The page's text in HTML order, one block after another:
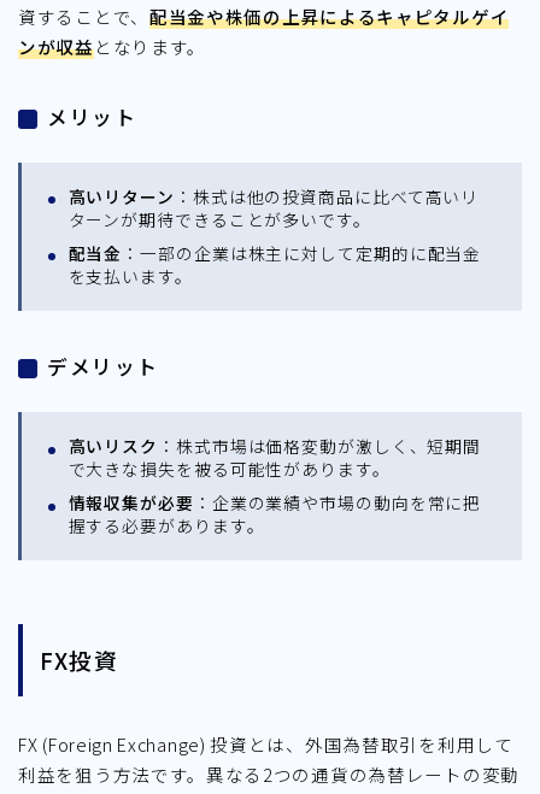
資することで、 配当金や株価の上昇によるキャピタルゲイ
ンが収益となります。
メリット
高いリターン ：株式は他の投資商品に比べて高いリ
ターンが期待できることが多いです。
配当金 ：一部の企業は株主に対して定期的に配当金
を支払います。
デメリット
高いリスク ：株式市場は価格変動が激しく、短期間
で大きな損失を被る可能性があります。
情報収集が必要 ：企業の業績や市場の動向を常に把
握する必要があります。
FX投資
FX (Foreign Exchange) 投資とは、外国為替取引を利用して
利益を狙う方法です。異なる2つの通貨の為替レートの変動